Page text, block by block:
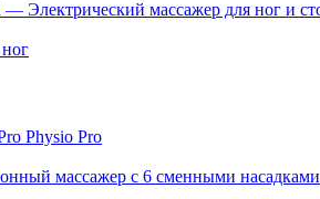
массажер с 6 сменными насадками